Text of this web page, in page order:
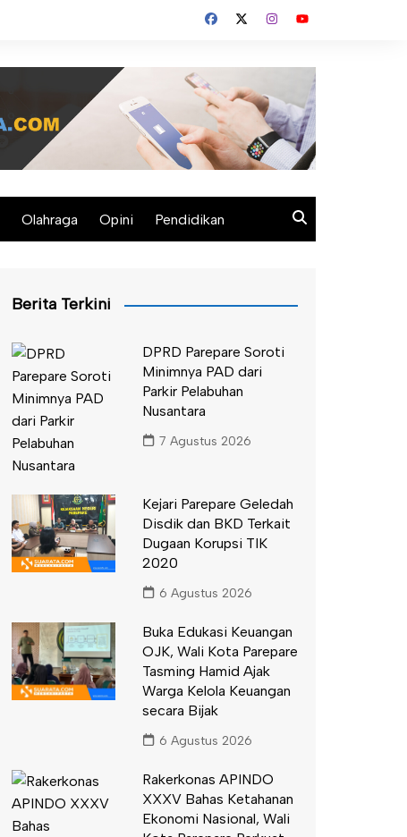
Olahraga Opini Pendidikan
Berita Terkini
DPRD Parepare Soroti
Minimnya PAD dari
Parkir Pelabuhan
Nusantara
7 Agustus 2026
Kejari Parepare Geledah
Disdik dan BKD Terkait
Dugaan Korupsi TIK
2020
6 Agustus 2026
Buka Edukasi Keuangan
OJK, Wali Kota Parepare
Tasming Hamid Ajak
Warga Kelola Keuangan
secara Bijak
6 Agustus 2026
Rakerkonas APINDO
XXXV Bahas Ketahanan
Ekonomi Nasional, Wali